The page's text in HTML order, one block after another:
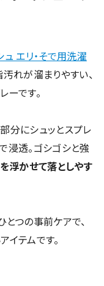
ん。
ガンコな汚れを落と
適です。
や汚れ、ニオイ対策
るため、さまざま
ッシュ エリ・